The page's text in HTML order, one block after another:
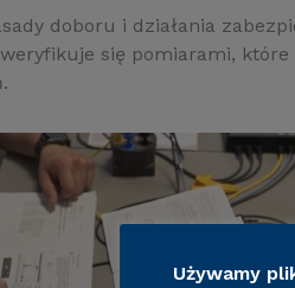
doboru i działania
się pomiarami, które
Używamy